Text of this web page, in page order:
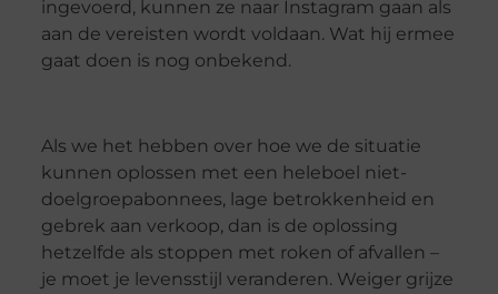
ingevoerd, kunnen ze naar Instagram gaan als
aan de vereisten wordt voldaan. Wat hij ermee
gaat doen is nog onbekend.
Als we het hebben over hoe we de situatie
kunnen oplossen met een heleboel niet-
doelgroepabonnees, lage betrokkenheid en
gebrek aan verkoop, dan is de oplossing
hetzelfde als stoppen met roken of afvallen –
je moet je levensstijl veranderen. Weiger grijze